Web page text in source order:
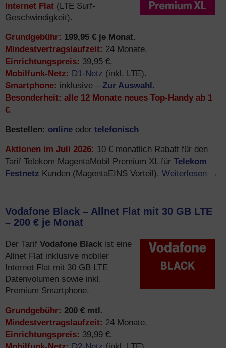
Internet Flat (LTE Surf-
Geschwindigkeit).
Grundgebühr: 199,95 € je Monat.
Mindestvertragslaufzeit: 24 Monate.
Einrichtungspreis: 39,95 €.
Mobilfunk-Netz: D1-Netz (inkl. LTE).
Smartphone: inklusive – Zur Auswahl.
Besonderheit: alle 12 Monate neues Top-Handy ab 1
€.
Bestellen: online oder telefonisch
Aktionen im Juli 2026: 10 € monatlich Rabatt für den
Tarif Telekom MagentaMobil Premium XL für Telekom
Festnetz Kunden (MagentaEINS Vorteil). Weiterlesen →
Vodafone Black – Allnet Flat mit 30 GB LTE
– 200 € je Monat
Der Tarif Vodafone Black ist eine
Allnet Flat inklusive mobiler
Internet Flat mit 30 GB LTE
Datenvolumen sowie inkl.
Premium Smartphone.
Grundgebühr: 200 € mtl.
Mindestvertragslaufzeit: 24 Monate.
Einrichtungspreis: 39,99 €.